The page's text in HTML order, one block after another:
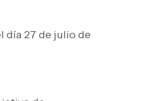
día 27 de julio de